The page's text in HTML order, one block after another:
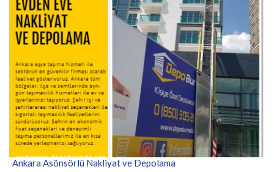
Ankara Asönsörlü Nakliyat ve Depolama